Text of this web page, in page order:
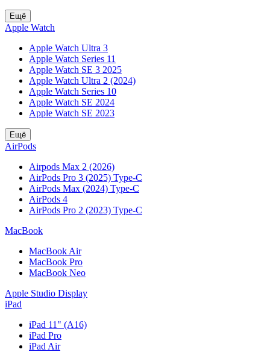
Ещё
Apple Watch
Apple Watch Ultra 3
Apple Watch Series 11
Apple Watch SE 3 2025
Apple Watch Ultra 2 (2024)
Apple Watch Series 10
Apple Watch SE 2024
Apple Watch SE 2023
Ещё
AirPods
Airpods Max 2 (2026)
AirPods Pro 3 (2025) Type-C
AirPods Max (2024) Type-C
AirPods 4
AirPods Pro 2 (2023) Type-C
MacBook
MacBook Air
MacBook Pro
MacBook Neo
Apple Studio Display
iPad
iPad 11" (A16)
iPad Pro
iPad Air